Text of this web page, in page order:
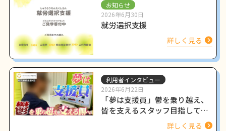
お知らせ
2026年6月30日
就労選択支援
詳しく見る
利用者インタビュー
2026年6月22日
「夢は支援員」鬱を乗り越え、
皆を支えるスタッフ目指して働
く姿をインタビュー詳しく見る